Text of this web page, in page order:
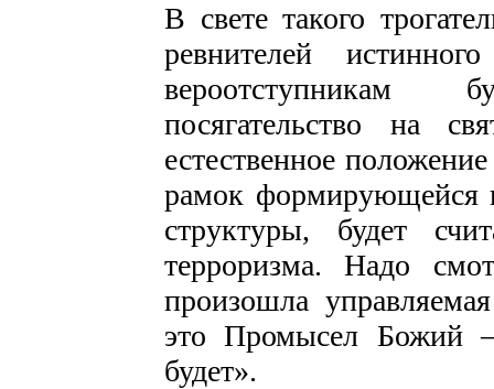
В свете такого
ревнителей
вероотступникам
посягательство на
естественное
рамок формирующейся
структуры, будет
терроризма. Надо
произошла
это Промысел Божий
будет».